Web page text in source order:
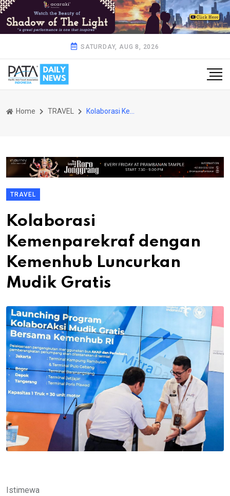
SATURDAY, AUG 8, 2026
Home TRAVEL Kolaborasi Kemenparekraf dengan Kemenhub Luncurkan Mudik Gratis
TRAVEL
Kolaborasi
Kemenparekraf dengan
Kemenhub Luncurkan
Mudik Gratis
Istimewa